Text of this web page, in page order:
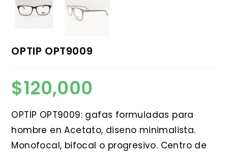
OPTIP OPT9009
$120,000
OPTIP OPT9009: gafas formuladas para
hombre en Acetato, diseno minimalista.
Monofocal, bifocal o progresivo. Centro de